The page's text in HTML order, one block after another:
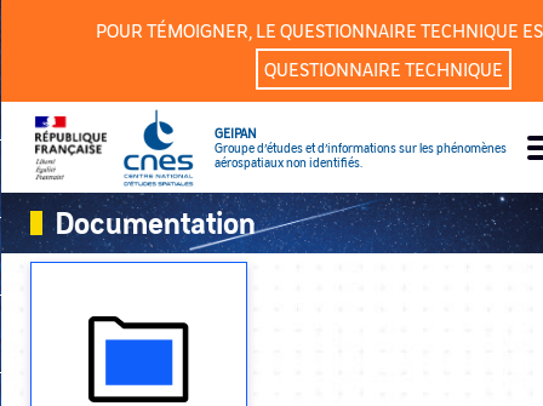
POUR TÉMOIGNER, LE QUESTIONNAIRE TECHNIQUE
QUESTIONNAIRE TECHNIQUE
GEIPAN
Groupe d’études et d’informations sur les phénomènes
aérospatiaux non identifiés.
Documentation